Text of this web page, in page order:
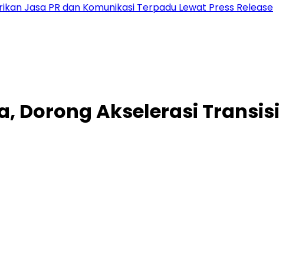
Jasa PR dan Komunikasi Terpadu Lewat Press Release
Dorong Akselerasi Transisi